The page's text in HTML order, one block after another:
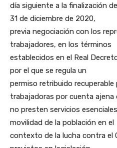
día siguiente a la finalización
31 de diciembre de 2020,
previa negociación con los
trabajadores, en los términos
establecidos en el Real
por el que se regula un
permiso retribuido recuperable
trabajadoras por cuenta ajena
no presten servicios
movilidad de la población en el
contexto de la lucha contra el